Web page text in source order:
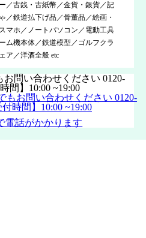
／古銭・古紙幣／金貨・銀貨／記
／鉄道払下げ品／骨董品／絵画・
マホ／ノートパソコン／電動工具
ム機本体／鉄道模型／ゴルフクラ
ア／洋酒全般 etc